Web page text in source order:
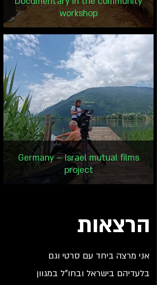
workshop
Germany – Israel mutual films
project
הרצאות
אני מרצה ביחד עם סרטי וגם
בלעדיהם בישראל ובחו”ל במגוון